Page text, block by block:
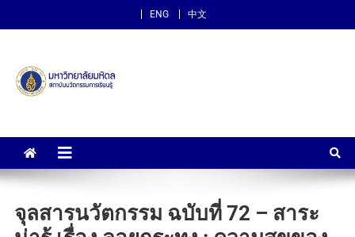
ENG 中文
สถาบันนวัตกรรมการเรียนรู้
จุลสารนวัตกรรม ฉบับที่ 72 – สาระ